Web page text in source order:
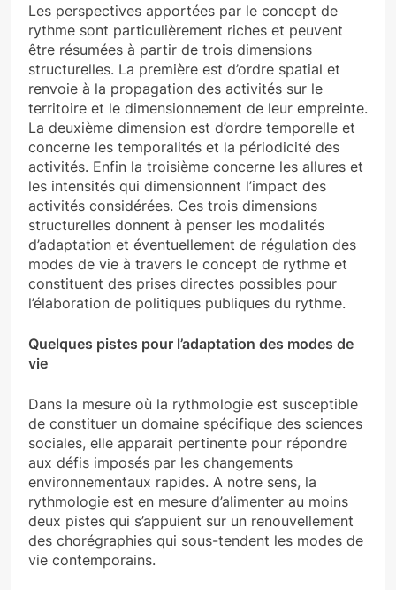
Les perspectives apportées par le concept de
rythme sont particulièrement riches et peuvent
être résumées à partir de trois dimensions
structurelles. La première est d’ordre spatial et
renvoie à la propagation des activités sur le
territoire et le dimensionnement de leur empreinte.
La deuxième dimension est d’ordre temporelle et
concerne les temporalités et la périodicité des
activités. Enfin la troisième concerne les allures et
les intensités qui dimensionnent l’impact des
activités considérées. Ces trois dimensions
structurelles donnent à penser les modalités
d’adaptation et éventuellement de régulation des
modes de vie à travers le concept de rythme et
constituent des prises directes possibles pour
l’élaboration de politiques publiques du rythme.
Quelques pistes pour l’adaptation des modes de
vie
Dans la mesure où la rythmologie est susceptible
de constituer un domaine spécifique des sciences
sociales, elle apparait pertinente pour répondre
aux défis imposés par les changements
environnementaux rapides. A notre sens, la
rythmologie est en mesure d’alimenter au moins
deux pistes qui s’appuient sur un renouvellement
des chorégraphies qui sous-tendent les modes de
vie contemporains.